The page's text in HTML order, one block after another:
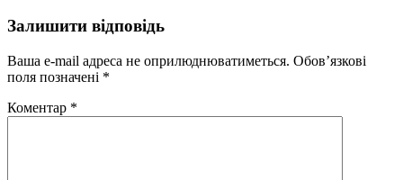
Залишити відповідь
Ваша e-mail адреса не оприлюднюватиметься. Обов’язкові
поля позначені *
Коментар *